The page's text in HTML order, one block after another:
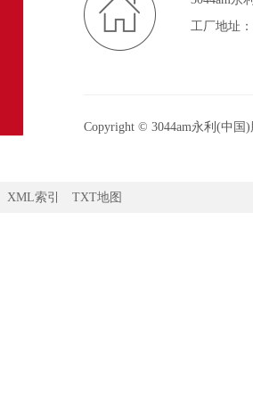
工厂地址
Copyright © 3044am永利(中
3044am永利官网：
XML索引 TXT地图